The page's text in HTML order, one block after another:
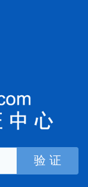
验 证